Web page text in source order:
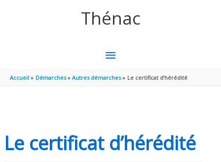
Thénac
MENU
PRINCIPAL
Accueil Démarches Autres démarches Le certificat d’hérédité
Le certificat d’hérédité